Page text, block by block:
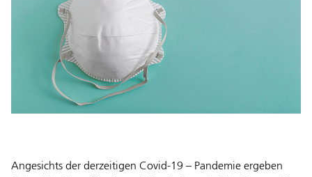
Angesichts der derzeitigen Covid-19 – Pandemie ergeben